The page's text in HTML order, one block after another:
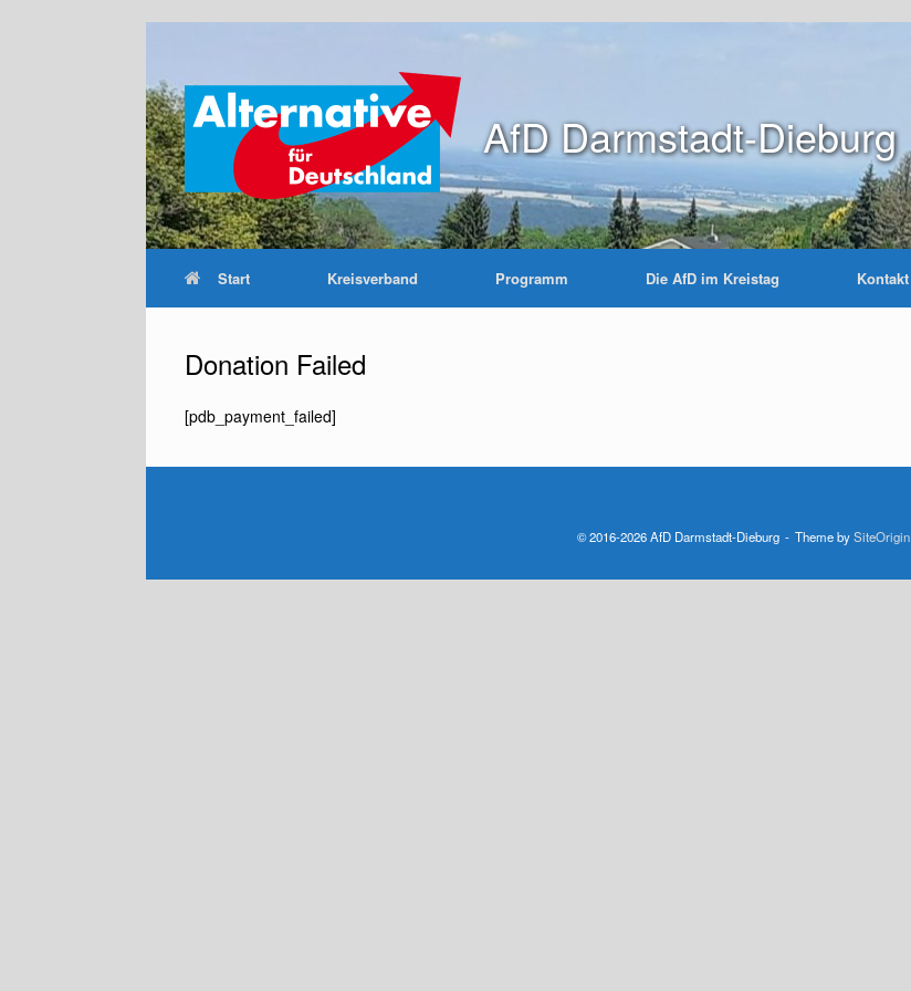
AfD Darmstadt-Dieburg
Start Kreisverband Programm Die AfD im Kreistag Kontakt
Donation Failed
[pdb_payment_failed]
© 2016-2026 AfD Darmstadt-Dieburg Theme bySiteOrigin